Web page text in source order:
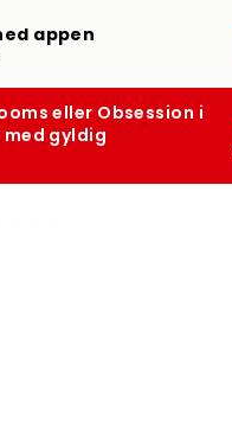
appen
eller Obsession i
med gyldig